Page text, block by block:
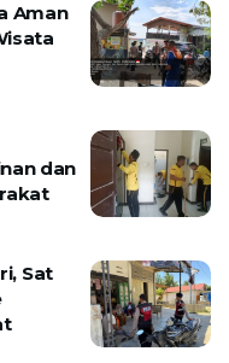
Aman
dan
Sat